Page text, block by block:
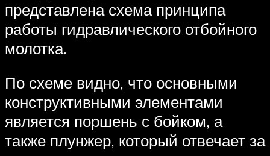
представлена схема принципа
работы гидравлического отбойного
молотка.
По схеме видно, что основными
конструктивными элементами
является поршень с бойком, а
также плунжер, который отвечает за